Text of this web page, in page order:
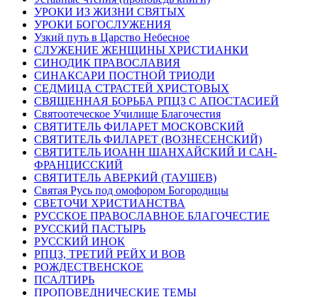
УРОКИ ИЗ ЖИЗНИ СВЯТЫХ
УРОКИ БОГОСЛУЖЕНИЯ
Узкий путь в Царство Небесное
СЛУЖЕНИЕ ЖЕНЩИНЫ ХРИСТИАНКИ
СИНОДИК ПРАВОСЛАВИЯ
СИНАКСАРИ ПОСТНОЙ ТРИОДИ
СЕДМИЦА СТРАСТЕЙ ХРИСТОВЫХ
СВЯЩЕННАЯ БОРЬБА РПЦЗ С АПОСТАСИЕЙ
Святоотеческое Училище Благочестия
СВЯТИТЕЛЬ ФИЛАРЕТ МОСКОВСКИЙ
СВЯТИТЕЛЬ ФИЛАРЕТ (ВОЗНЕСЕНСКИЙ)
СВЯТИТЕЛЬ ИОАНН ШАНХАЙСКИЙ И САН-
ФРАНЦИССКИЙ
СВЯТИТЕЛЬ АВЕРКИЙ (ТАУШЕВ)
Святая Русь под омофором Богородицы
СВЕТОЧИ ХРИСТИАНСТВА
РУССКОЕ ПРАВОСЛАВНОЕ БЛАГОЧЕСТИЕ
РУССКИЙ ПАСТЫРЬ
РУССКИЙ ИНОК
РПЦЗ, ТРЕТИЙ РЕЙХ И ВОВ
РОЖДЕСТВЕНСКОЕ
ПСАЛТИРЬ
ПРОПОВЕДНИЧЕСКИЕ ТЕМЫ